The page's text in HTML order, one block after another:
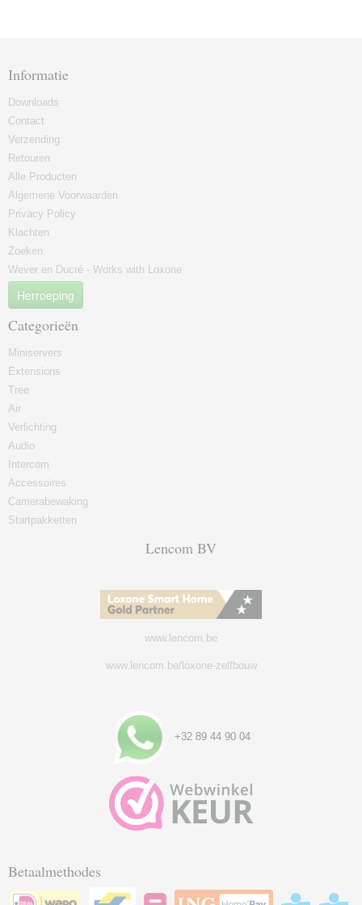
Informatie
Downloads
Contact
Verzending
Retouren
Alle Producten
Algemene Voorwaarden
Privacy Policy
Klachten
Zoeken
Wever en Ducré - Works with Loxone
Herroeping
Categorieën
Miniservers
Extensions
Tree
Air
Verlichting
Audio
Intercom
Accessoires
Camerabewaking
Startpakketten
Lencom BV
www.lencom.be
www.lencom.be/loxone-zelfbouw
+32 89 44 90 04
Betaalmethodes